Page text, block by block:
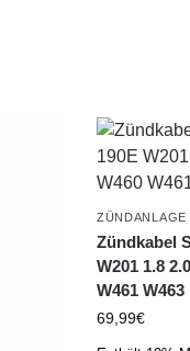
ZÜNDANLAGE
Zündkabel
W201 1.8
W461 W463
69,99€